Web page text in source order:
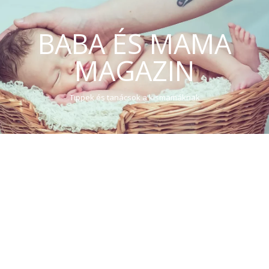
BABA ÉS MAMA
MAGAZIN
Tippek és tanácsok a kismamáknak